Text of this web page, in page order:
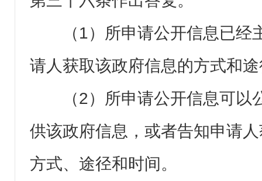
（1）所申请公开信息已
请人获取该政府信息的方式和
（2）所申请公开信息可
供该政府信息，或者告知申请
方式、途径和时间。